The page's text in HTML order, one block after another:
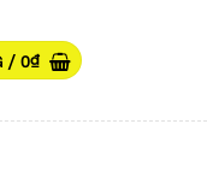
/ 0₫